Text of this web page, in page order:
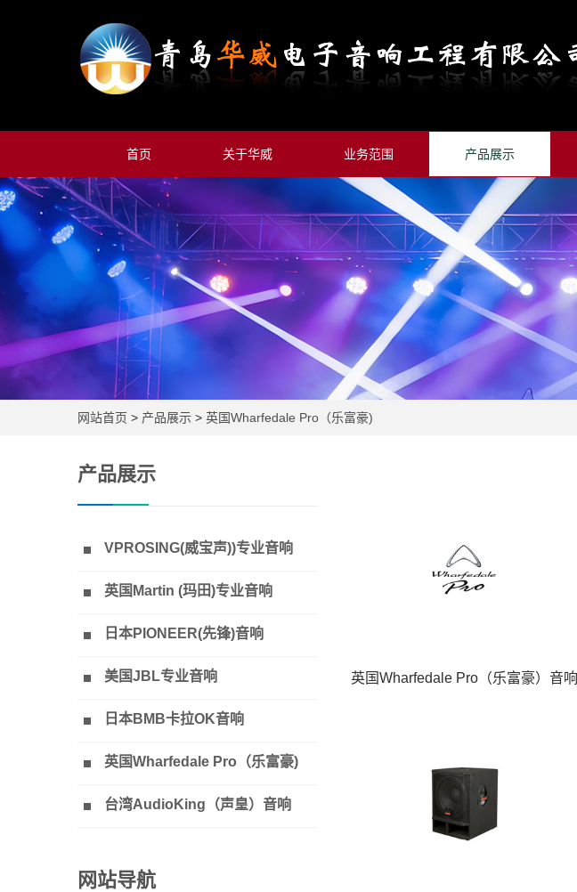
首页 关于华威 业务范围 产品展示
网站首页 > 产品展示 > 英国Wharfedale Pro（乐富豪)
英国Wharfedale Pro（乐富豪）音响
产品展示
VPROSING(威宝声))专业音响
英国Martin (玛田)专业音响
日本PIONEER(先锋)音响
美国JBL专业音响
日本BMB卡拉OK音响
英国Wharfedale Pro（乐富豪)
台湾AudioKing（声皇）音响
网站导航